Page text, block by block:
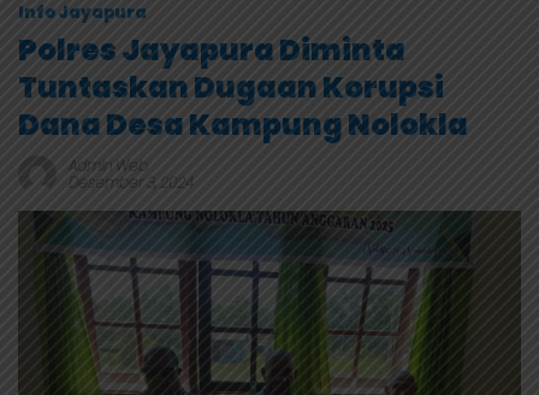
Info Jayapura
Polres Jayapura Diminta
Tuntaskan Dugaan Korupsi
Dana Desa Kampung Nolokla
Admin Web
Desember 3, 2024